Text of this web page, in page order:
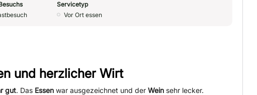
Servicetyp
Vor Ort essen
und herzlicher Wirt
gut. Das Essen war ausgezeichnet und der Wein sehr lecker.